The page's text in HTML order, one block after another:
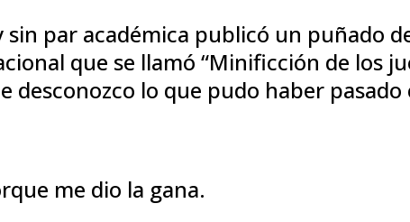
par académica publicó un puñado
que se llamó “Minificción de los
desconozco lo que pudo haber pasado
me dio la gana.